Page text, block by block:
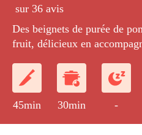
sur 36 avis
Des beignets de purée de pomme de terre
fruit, délicieux en
45min 30min -